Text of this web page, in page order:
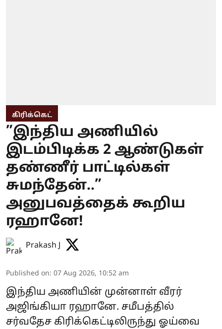
கிரிக்கெட்
”இந்திய அணியில்
இடம்பிடிக்க 2 ஆண்டுகள்
தண்ணீர் பாட்டில்கள்
சுமந்தேன்..”
அனுபவத்தைக் கூறிய
ரஹானே!
Prakash J
Published on: 07 Aug 2026, 10:52 am
இந்திய அணியின் முன்னாள் வீரர்
அஜிங்கியா ரஹானே. சமீபத்தில்
சர்வதேச கிரிக்கெட்டிலிருந்து ஓய்வை